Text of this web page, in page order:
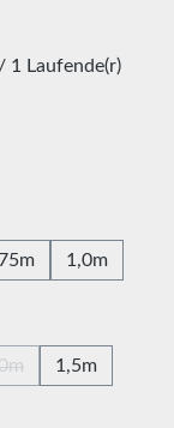
1 Laufende(r)
1,0m
pour le moment.)
disponible pour le
n'est pas
(Cette option n'est
1,5m